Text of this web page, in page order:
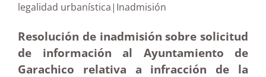
legalidad urbanística|Inadmisión
Resolución de inadmisión sobre solicitud
de información al Ayuntamiento de
Garachico relativa a infracción de la